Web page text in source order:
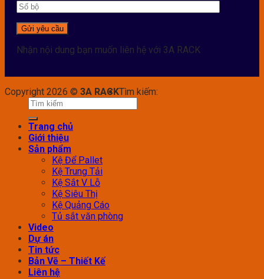
Nhận nội dung bạn muốn liên hệ với 3A RACK
Copyright 2026 © 3A RACKTìm kiếm:
Trang chủ
Giới thiệu
Sản phẩm
Kệ Để Pallet
Kệ Trung Tải
Kệ Sắt V Lỗ
Kệ Siêu Thị
Kệ Quảng Cáo
Tủ sắt văn phòng
Video
Dự án
Tin tức
Bản Vẽ – Thiết Kế
Liên hệ